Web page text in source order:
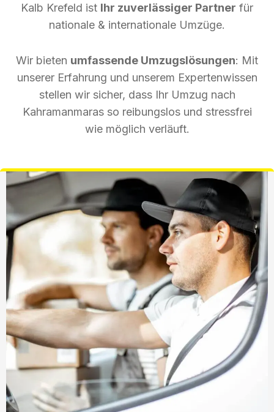
Kalb Krefeld ist Ihr zuverlässiger Partner für
nationale & internationale Umzüge.
Wir bieten umfassende Umzugslösungen: Mit
unserer Erfahrung und unserem Expertenwissen
stellen wir sicher, dass Ihr Umzug nach
Kahramanmaras so reibungslos und stressfrei
wie möglich verläuft.